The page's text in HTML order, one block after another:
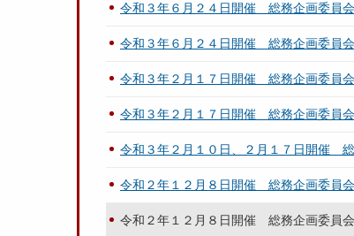
令和３年６月２４日開催 総務企画委員
令和３年６月２４日開催 総務企画委員
令和３年２月１７日開催 総務企画委員
令和３年２月１７日開催 総務企画委員
令和３年２月１０日、２月１７日開催
令和２年１２月８日開催 総務企画委員
令和２年１２月８日開催 総務企画委員